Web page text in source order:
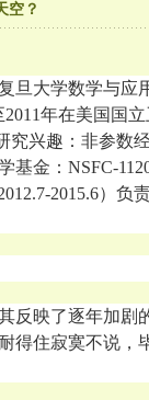
空？
旦大学数学与应
年在美国国
究兴趣：非参数
金：NSFC-
2015.6）负
反映了逐年加剧
得住寂寞不说，